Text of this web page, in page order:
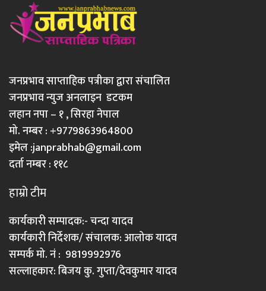
जनप्रभाव साप्ताहिक पत्रीका द्वारा संचालित
जनप्रभाव न्युज अनलाइन डटकम
लहान नपा – १ , सिरहा नेपाल
मो. नम्बर : +9779863964800
इमेल :janprabhab@gmail.com
दर्ता नम्बर : ११८
हाम्रो टीम
कार्यकारी सम्पादक:- चन्दा यादव
कार्यकारी निर्देशक/ संचालक: आलोक यादव
सम्पर्क मो. नं : 9819992976
सल्लाहकार: बिजय कु. गुप्ता/देवकुमार यादव